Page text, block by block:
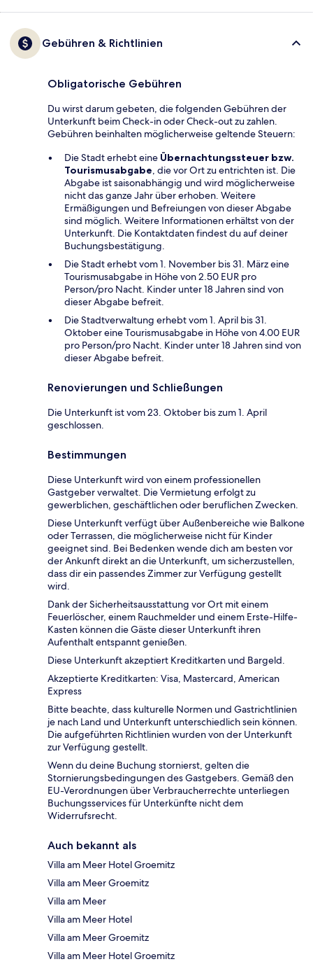
Gebühren & Richtlinien
Obligatorische Gebühren
Du wirst darum gebeten, die folgenden Gebühren der
Unterkunft beim Check-in oder Check-out zu zahlen.
Gebühren beinhalten möglicherweise geltende Steuern:
Die Stadt erhebt eine Übernachtungssteuer bzw.
Tourismusabgabe, die vor Ort zu entrichten ist. Die
Abgabe ist saisonabhängig und wird möglicherweise
nicht das ganze Jahr über erhoben. Weitere
Ermäßigungen und Befreiungen von dieser Abgabe
sind möglich. Weitere Informationen erhältst von der
Unterkunft. Die Kontaktdaten findest du auf deiner
Buchungsbestätigung.
Die Stadt erhebt vom 1. November bis 31. März eine
Tourismusabgabe in Höhe von 2.50 EUR pro
Person/pro Nacht. Kinder unter 18 Jahren sind von
dieser Abgabe befreit.
Die Stadtverwaltung erhebt vom 1. April bis 31.
Oktober eine Tourismusabgabe in Höhe von 4.00 EUR
pro Person/pro Nacht. Kinder unter 18 Jahren sind von
dieser Abgabe befreit.
Renovierungen und Schließungen
Die Unterkunft ist vom 23. Oktober bis zum 1. April
geschlossen.
Bestimmungen
Diese Unterkunft wird von einem professionellen
Gastgeber verwaltet. Die Vermietung erfolgt zu
gewerblichen, geschäftlichen oder beruflichen Zwecken.
Diese Unterkunft verfügt über Außenbereiche wie Balkone
oder Terrassen, die möglicherweise nicht für Kinder
geeignet sind. Bei Bedenken wende dich am besten vor
der Ankunft direkt an die Unterkunft, um sicherzustellen,
dass dir ein passendes Zimmer zur Verfügung gestellt
wird.
Dank der Sicherheitsausstattung vor Ort mit einem
Feuerlöscher, einem Rauchmelder und einem Erste-Hilfe-
Kasten können die Gäste dieser Unterkunft ihren
Aufenthalt entspannt genießen.
Diese Unterkunft akzeptiert Kreditkarten und Bargeld.
Akzeptierte Kreditkarten: Visa, Mastercard, American
Express
Bitte beachte, dass kulturelle Normen und Gastrichtlinien
je nach Land und Unterkunft unterschiedlich sein können.
Die aufgeführten Richtlinien wurden von der Unterkunft
zur Verfügung gestellt.
Wenn du deine Buchung stornierst, gelten die
Stornierungsbedingungen des Gastgebers. Gemäß den
EU-Verordnungen über Verbraucherrechte unterliegen
Buchungsservices für Unterkünfte nicht dem
Widerrufsrecht.
Auch bekannt als
Villa am Meer Hotel Groemitz
Villa am Meer Groemitz
Villa am Meer
Villa am Meer Hotel
Villa am Meer Groemitz
Villa am Meer Hotel Groemitz